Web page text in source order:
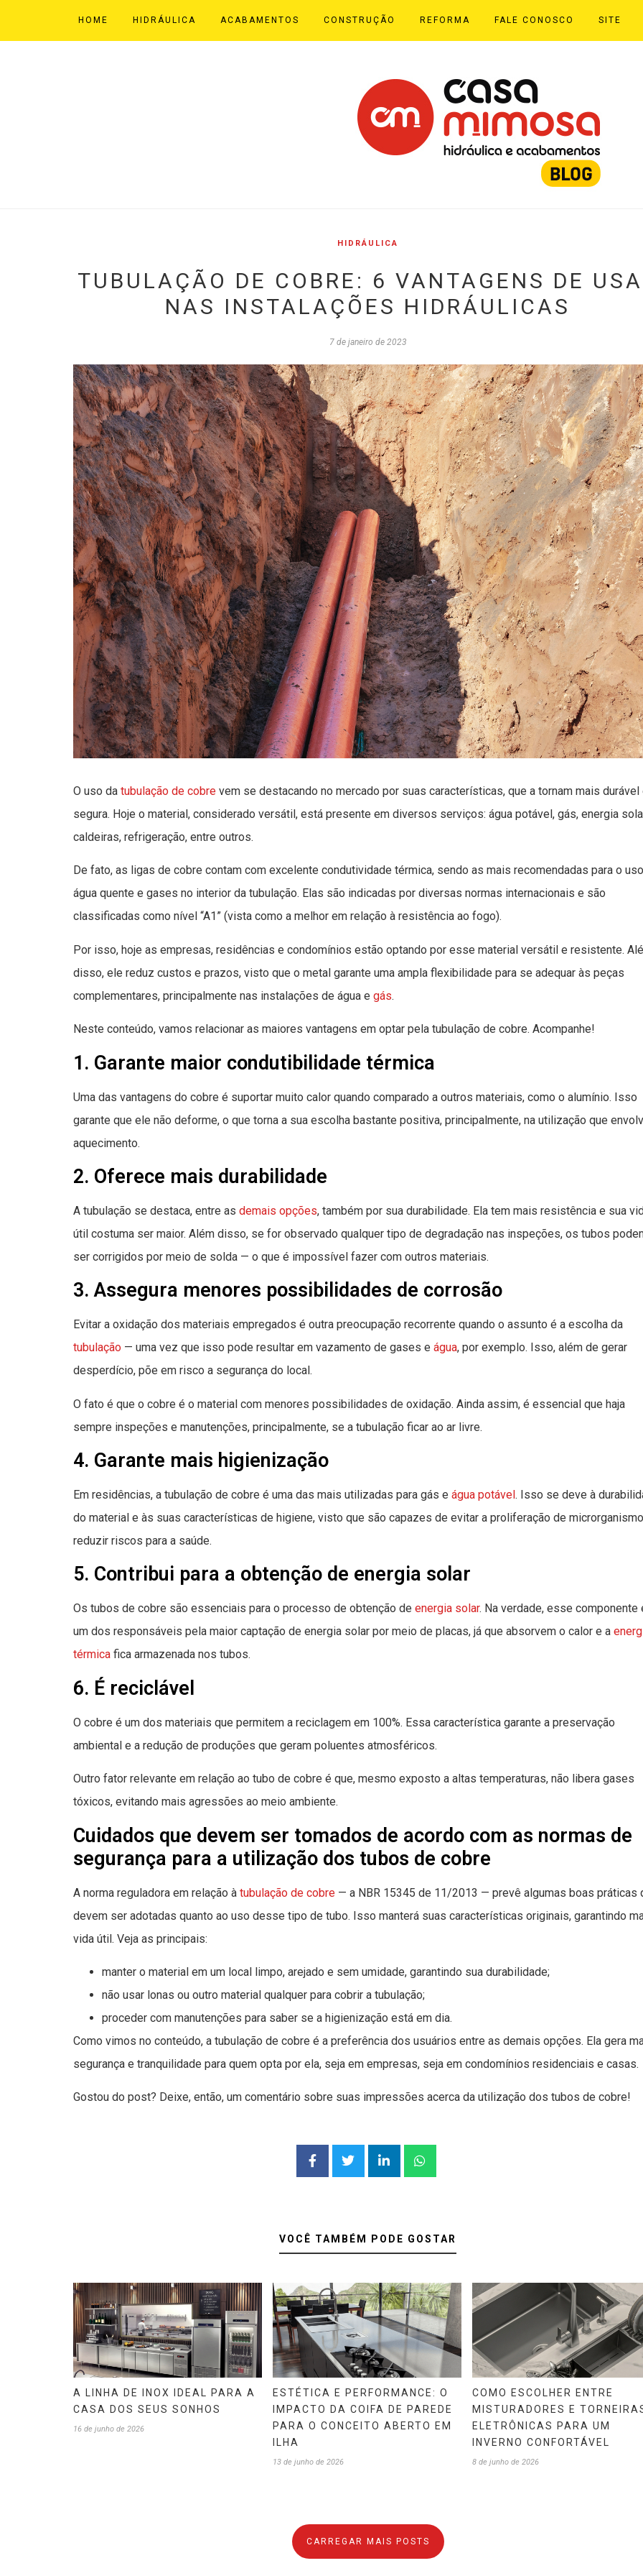
HOME HIDRÁULICA ACABAMENTOS CONSTRUÇÃO REFORMA FALE CONOSCO SITE
HIDRÁULICA
TUBULAÇÃO DE COBRE: 6 VANTAGENS DE
NAS INSTALAÇÕES HIDRÁULICAS
7 de janeiro de 2023
O uso da tubulação de cobre vem se destacando no mercado por suas características, que a tornam mais durável
segura. Hoje o material, considerado versátil, está presente em diversos serviços: água potável, gás, energia
caldeiras, refrigeração, entre outros.
De fato, as ligas de cobre contam com excelente condutividade térmica, sendo as mais recomendadas para o
água quente e gases no interior da tubulação. Elas são indicadas por diversas normas internacionais e são
classificadas como nível “A1” (vista como a melhor em relação à resistência ao fogo).
Por isso, hoje as empresas, residências e condomínios estão optando por esse material versátil e resistente.
disso, ele reduz custos e prazos, visto que o metal garante uma ampla flexibilidade para se adequar às peças
complementares, principalmente nas instalações de água e gás.
Neste conteúdo, vamos relacionar as maiores vantagens em optar pela tubulação de cobre. Acompanhe!
1. Garante maior condutibilidade térmica
Uma das vantagens do cobre é suportar muito calor quando comparado a outros materiais, como o alumínio. Isso
garante que ele não deforme, o que torna a sua escolha bastante positiva, principalmente, na utilização que
aquecimento.
2. Oferece mais durabilidade
A tubulação se destaca, entre as demais opções, também por sua durabilidade. Ela tem mais resistência e sua
útil costuma ser maior. Além disso, se for observado qualquer tipo de degradação nas inspeções, os tubos
ser corrigidos por meio de solda — o que é impossível fazer com outros materiais.
3. Assegura menores possibilidades de corrosão
Evitar a oxidação dos materiais empregados é outra preocupação recorrente quando o assunto é a escolha da
tubulação — uma vez que isso pode resultar em vazamento de gases e água, por exemplo. Isso, além de gerar
desperdício, põe em risco a segurança do local.
O fato é que o cobre é o material com menores possibilidades de oxidação. Ainda assim, é essencial que haja
sempre inspeções e manutenções, principalmente, se a tubulação ficar ao ar livre.
4. Garante mais higienização
Em residências, a tubulação de cobre é uma das mais utilizadas para gás e água potável. Isso se deve à
do material e às suas características de higiene, visto que são capazes de evitar a proliferação de
reduzir riscos para a saúde.
5. Contribui para a obtenção de energia solar
Os tubos de cobre são essenciais para o processo de obtenção de energia solar. Na verdade, esse componente
um dos responsáveis pela maior captação de energia solar por meio de placas, já que absorvem o calor e a
térmica fica armazenada nos tubos.
6. É reciclável
O cobre é um dos materiais que permitem a reciclagem em 100%. Essa característica garante a preservação
ambiental e a redução de produções que geram poluentes atmosféricos.
Outro fator relevante em relação ao tubo de cobre é que, mesmo exposto a altas temperaturas, não libera gases
tóxicos, evitando mais agressões ao meio ambiente.
Cuidados que devem ser tomados de acordo com as normas de
segurança para a utilização dos tubos de cobre
A norma reguladora em relação à tubulação de cobre — a NBR 15345 de 11/2013 — prevê algumas boas práticas
devem ser adotadas quanto ao uso desse tipo de tubo. Isso manterá suas características originais, garantindo
vida útil. Veja as principais:
manter o material em um local limpo, arejado e sem umidade, garantindo sua durabilidade;
não usar lonas ou outro material qualquer para cobrir a tubulação;
proceder com manutenções para saber se a higienização está em dia.
Como vimos no conteúdo, a tubulação de cobre é a preferência dos usuários entre as demais opções. Ela gera
segurança e tranquilidade para quem opta por ela, seja em empresas, seja em condomínios residenciais e casas.
Gostou do post? Deixe, então, um comentário sobre suas impressões acerca da utilização dos tubos de cobre!
VOCÊ TAMBÉM PODE GOSTAR
A LINHA DE INOX IDEAL PARA A
CASA DOS SEUS SONHOS
16 de junho de 2026
ESTÉTICA E PERFORMANCE: O
IMPACTO DA COIFA DE PAREDE
PARA O CONCEITO ABERTO EM
ILHA
13 de junho de 2026
COMO ESCOLHER ENTRE
MISTURADORES E
ELETRÔNICAS PARA UM
INVERNO CONFORTÁVEL
8 de junho de 2026
CARREGAR MAIS POSTS